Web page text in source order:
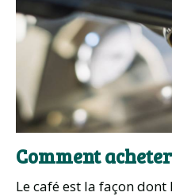
Comment
Le café est la façon